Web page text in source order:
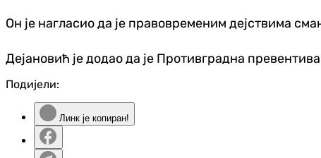
Он је нагласио да је правовременим дејствима
Дејановић је додао да је Противградна
Подијели:
Линк је копиран!